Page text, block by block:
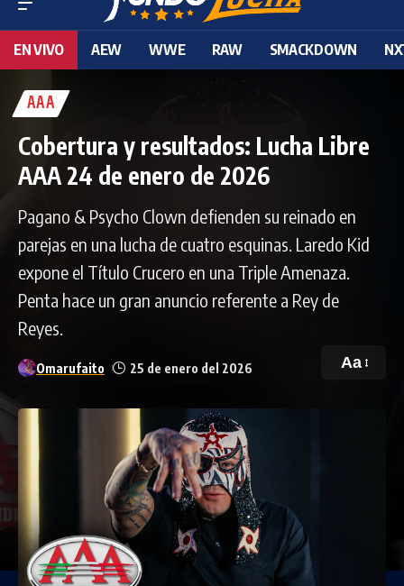
EN VIVO AEW WWE RAW SMACKDOWN
AAA
Cobertura y resultados: Lucha Libre
AAA 24 de enero de 2026
Pagano & Psycho Clown defienden su reinado en
parejas en una lucha de cuatro esquinas. Laredo Kid
expone el Título Crucero en una Triple Amenaza.
Penta hace un gran anuncio referente a Rey de
Reyes.
Omarufaito 25 de enero del 2026 Aa